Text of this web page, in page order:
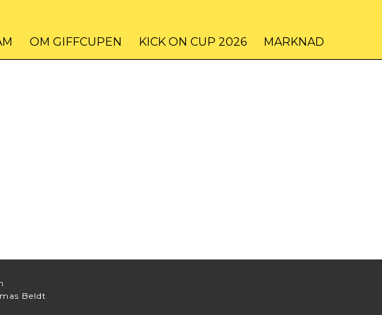
OM GIFFCUPEN KICK ON CUP 2026 MARKNAD
Beldt